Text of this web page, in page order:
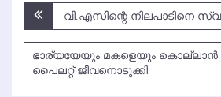
Post
navigation
വി.എസിന്റെ നിലപാടിനെ
ഭാര്യയേയും മകളെയും കൊല്ലാന്‍
പൈലറ്റ് ജീവനൊടുക്കി